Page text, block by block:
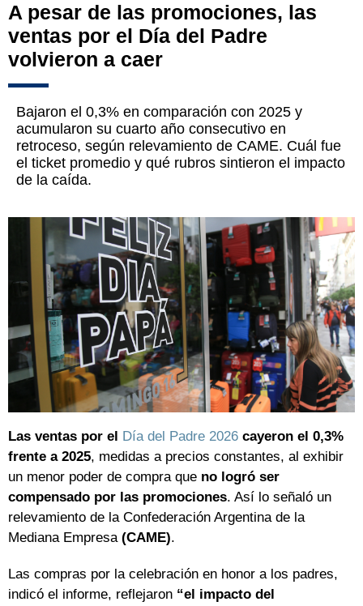
A pesar de las promociones, las
ventas por el Día del Padre
volvieron a caer
Bajaron el 0,3% en comparación con 2025 y
acumularon su cuarto año consecutivo en
retroceso, según relevamiento de CAME. Cuál fue
el ticket promedio y qué rubros sintieron el impacto
de la caída.
Las ventas por el Día del Padre 2026 cayeron el 0,3%
frente a 2025, medidas a precios constantes, al exhibir
un menor poder de compra que no logró ser
compensado por las promociones. Así lo señaló un
relevamiento de la Confederación Argentina de la
Mediana Empresa (CAME).
Las compras por la celebración en honor a los padres,
indicó el informe, reflejaron “el impacto del